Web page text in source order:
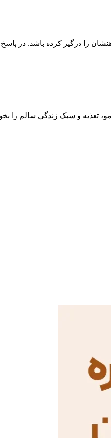
تغذیه و سبک زندگی سالم را